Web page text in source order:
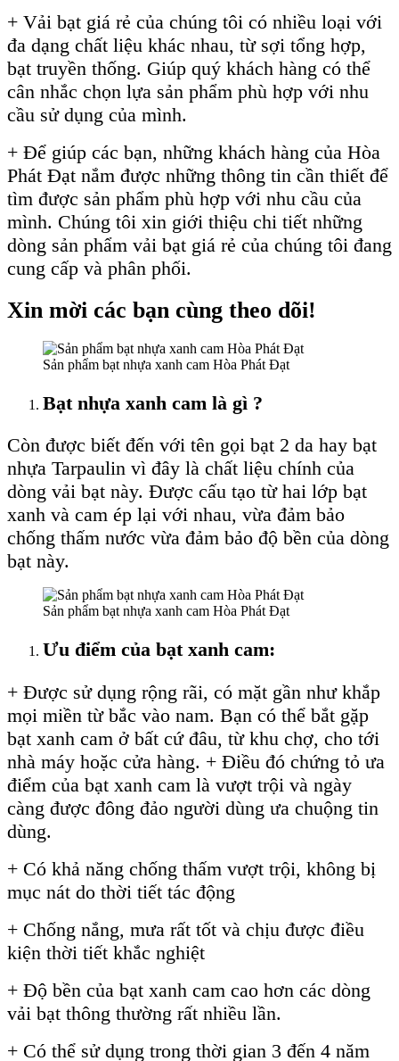
+ Vải bạt giá rẻ của chúng tôi có nhiều loại với
đa dạng chất liệu khác nhau, từ sợi tổng hợp,
bạt truyền thống. Giúp quý khách hàng có thể
cân nhắc chọn lựa sản phẩm phù hợp với nhu
cầu sử dụng của mình.
+ Để giúp các bạn, những khách hàng của Hòa
Phát Đạt nắm được những thông tin cần thiết để
tìm được sản phẩm phù hợp với nhu cầu của
mình. Chúng tôi xin giới thiệu chi tiết những
dòng sản phẩm vải bạt giá rẻ của chúng tôi đang
cung cấp và phân phối.
Xin mời các bạn cùng theo dõi!
Sản phẩm bạt nhựa xanh cam Hòa Phát Đạt
Bạt nhựa xanh cam là gì ?
Còn được biết đến với tên gọi bạt 2 da hay bạt
nhựa Tarpaulin vì đây là chất liệu chính của
dòng vải bạt này. Được cấu tạo từ hai lớp bạt
xanh và cam ép lại với nhau, vừa đảm bảo
chống thấm nước vừa đảm bảo độ bền của dòng
bạt này.
Sản phẩm bạt nhựa xanh cam Hòa Phát Đạt
Ưu điểm của bạt xanh cam:
+ Được sử dụng rộng rãi, có mặt gần như khắp
mọi miền từ bắc vào nam. Bạn có thể bắt gặp
bạt xanh cam ở bất cứ đâu, từ khu chợ, cho tới
nhà máy hoặc cửa hàng. + Điều đó chứng tỏ ưa
điểm của bạt xanh cam là vượt trội và ngày
càng được đông đảo người dùng ưa chuộng tin
dùng.
+ Có khả năng chống thấm vượt trội, không bị
mục nát do thời tiết tác động
+ Chống nắng, mưa rất tốt và chịu được điều
kiện thời tiết khắc nghiệt
+ Độ bền của bạt xanh cam cao hơn các dòng
vải bạt thông thường rất nhiều lần.
+ Có thể sử dụng trong thời gian 3 đến 4 năm